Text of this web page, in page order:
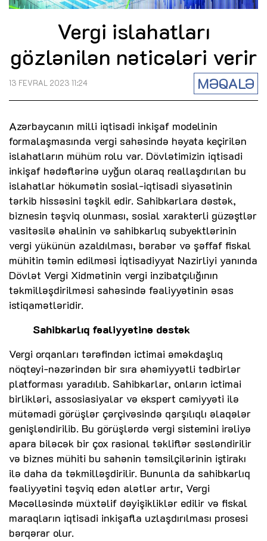
Vergi islahatları
gözlənilən nəticələri verir
MƏQALƏ
13 FEVRAL 2023 11:24
Azərbaycanın milli iqtisadi inkişaf modelinin
formalaşmasında vergi sahəsində həyata keçirilən
islahatların mühüm rolu var. Dövlətimizin iqtisadi
inkişaf hədəflərinə uyğun olaraq reallaşdırılan bu
islahatlar hökumətin sosial-iqtisadi siyasətinin
tərkib hissəsini təşkil edir. Sahibkarlara dəstək,
biznesin təşviq olunması, sosial xarakterli güzəştlər
vasitəsilə əhalinin və sahibkarlıq subyektlərinin
vergi yükünün azaldılması, bərabər və şəffaf fiskal
mühitin təmin edilməsi İqtisadiyyat Nazirliyi yanında
Dövlət Vergi Xidmətinin vergi inzibatçılığının
təkmilləşdirilməsi sahəsində fəaliyyətinin əsas
istiqamətləridir.
Sahibkarlıq fəaliyyətinə dəstək
Vergi orqanları tərəfindən ictimai əməkdaşlıq
nöqteyi-nəzərindən bir sıra əhəmiyyətli tədbirlər
platforması yaradılıb. Sahibkarlar, onların ictimai
birlikləri, assosiasiyalar və ekspert cəmiyyəti ilə
mütəmadi görüşlər çərçivəsində qarşılıqlı əlaqələr
genişləndirilib. Bu görüşlərdə vergi sistemini irəliyə
apara biləcək bir çox rasional təkliflər səsləndirilir
və biznes mühiti bu sahənin təmsilçilərinin iştirakı
ilə daha da təkmilləşdirilir. Bununla da sahibkarlıq
fəaliyyətini təşviq edən alətlər artır, Vergi
Məcəlləsində müxtəlif dəyişikliklər edilir və fiskal
maraqların iqtisadi inkişafla uzlaşdırılması prosesi
bərqərar olur.